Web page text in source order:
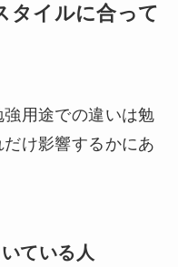
タイルに合って
用途での違いは勉
け影響するかにあ
ている人